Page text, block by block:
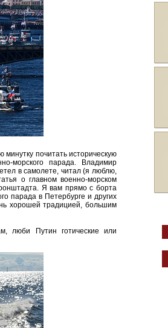
минутку почитать историческую
морского парада. Владимир
в самолете, читал (я люблю,
о главном военно-морском
Я вам прямо с борта
парада в Петербурге и других
хорошей традицией, большим
люби Путин готические или